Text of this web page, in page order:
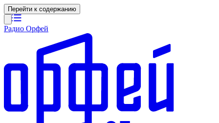
Перейти к содержанию
Радио Орфей